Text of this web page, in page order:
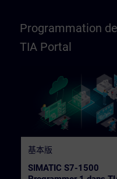
Programmation
TIA Portal
基本版
SIMATIC S7-1500